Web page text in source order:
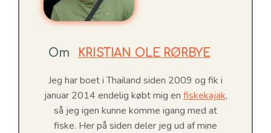
Om KRISTIAN OLE RØRBYE
Jeg har boet i Thailand siden 2009 og fik i
januar 2014 endelig købt mig en fiskekajak,
så jeg igen kunne komme igang med at
fiske. Her på siden deler jeg ud af mine